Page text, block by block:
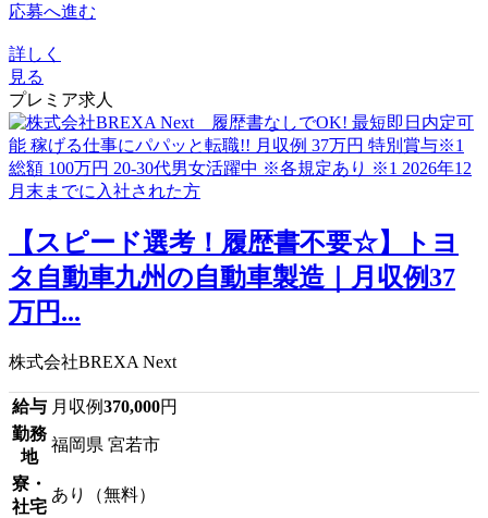
応募へ進む
詳しく
見る
プレミア求人
【スピード選考！履歴書不要☆】トヨ
タ自動車九州の自動車製造｜月収例37
万円...
株式会社BREXA Next
給与 月収例370,000円
勤務
地
福岡県 宮若市
寮・
社宅
あり（無料）